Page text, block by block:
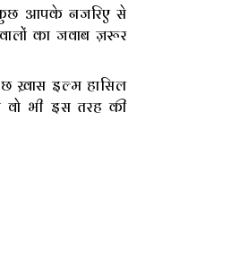
कुछ आपके नजरिए से
का जवाब ज़रूर
ख़ास इल्म हासिल
भी इस तरह की